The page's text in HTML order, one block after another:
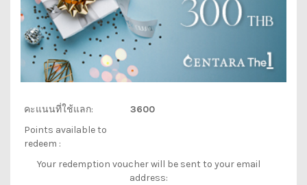
คะแนนที่ใช้แลก:
3600
Points available to
redeem :
Your redemption voucher will be sent to your email
address: